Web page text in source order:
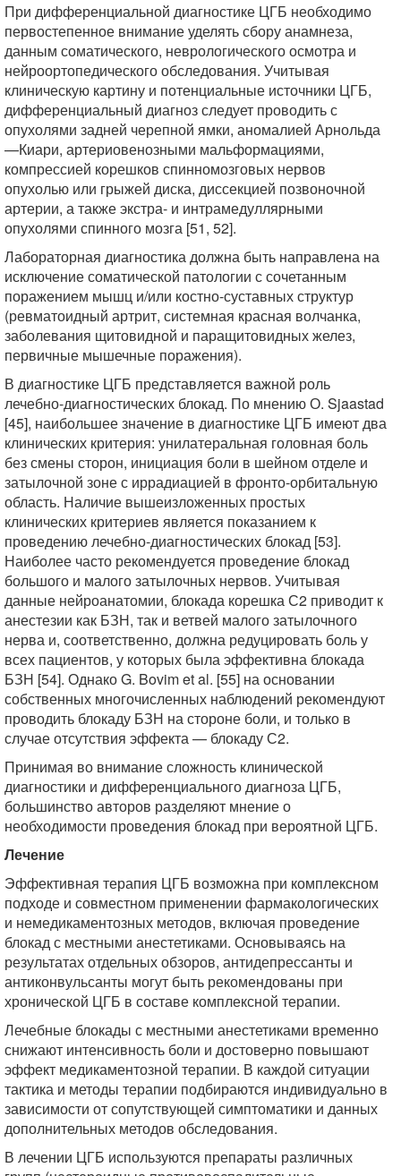
При дифференциальной диагностике ЦГБ необходимо
первостепенное внимание уделять сбору анамнеза,
данным соматического, неврологического осмотра и
нейроортопедического обследования. Учитывая
клиническую картину и потенциальные источники ЦГБ,
дифференциальный диагноз следует проводить с
опухолями задней черепной ямки, аномалией Арнольда
—Киари, артериовенозными мальформациями,
компрессией корешков спинномозговых нервов
опухолью или грыжей диска, диссекцией позвоночной
артерии, а также экстра- и интрамедуллярными
опухолями спинного мозга [51, 52].
Лабораторная диагностика должна быть направлена на
исключение соматической патологии с сочетанным
поражением мышц и/или костно-суставных структур
(ревматоидный артрит, системная красная волчанка,
заболевания щитовидной и паращитовидных желез,
первичные мышечные поражения).
В диагностике ЦГБ представляется важной роль
лечебно-диагностических блокад. По мнению О. Sjaastad
[45], наибольшее значение в диагностике ЦГБ имеют два
клинических критерия: унилатеральная головная боль
без смены сторон, инициация боли в шейном отделе и
затылочной зоне с иррадиацией в фронто-орбитальную
область. Наличие вышеизложенных простых
клинических критериев является показанием к
проведению лечебно-диагностических блокад [53].
Наиболее часто рекомендуется проведение блокад
большого и малого затылочных нервов. Учитывая
данные нейроанатомии, блокада корешка С2 приводит к
анестезии как БЗН, так и ветвей малого затылочного
нерва и, соответственно, должна редуцировать боль у
всех пациентов, у которых была эффективна блокада
БЗН [54]. Однако G. Bovim et al. [55] на основании
собственных многочисленных наблюдений рекомендуют
проводить блокаду БЗН на стороне боли, и только в
случае отсутствия эффекта — блокаду С2.
Принимая во внимание сложность клинической
диагностики и дифференциального диагноза ЦГБ,
большинство авторов разделяют мнение о
необходимости проведения блокад при вероятной ЦГБ.
Лечение
Эффективная терапия ЦГБ возможна при комплексном
подходе и совместном применении фармакологических
и немедикаментозных методов, включая проведение
блокад с местными анестетиками. Основываясь на
результатах отдельных обзоров, антидепрессанты и
антиконвульсанты могут быть рекомендованы при
хронической ЦГБ в составе комплексной терапии.
Лечебные блокады с местными анестетиками временно
снижают интенсивность боли и достоверно повышают
эффект медикаментозной терапии. В каждой ситуации
тактика и методы терапии подбираются индивидуально в
зависимости от сопутствующей симптоматики и данных
дополнительных методов обследования.
В лечении ЦГБ используются препараты различных